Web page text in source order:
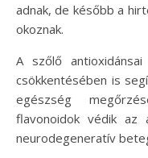
adnak, de később a
okoznak.
A szőlő
csökkentésében is
egészség
flavonoidok védik az
neurodegeneratív